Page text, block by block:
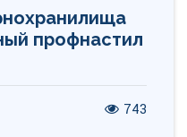
профнастил
743